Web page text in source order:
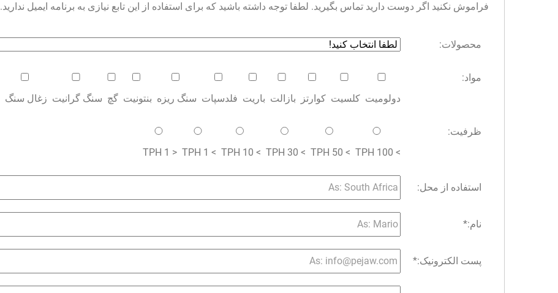
فراموش نکنید اگر دوست دارید تماس بگیرید. لطفا توجه داشته باشید که برای استفاده از این تابع نیازی به برنامه ایمیل ندارید.
محصولات:
مواد:
دولومیت کلسیت کوارتز بازالت باریت فلدسپات سنگ ریزه بنتونیت گچ سنگ گرانیت زغال سنگ
ظرفیت:
> 100 TPH
> 50 TPH
> 30 TPH
> 10 TPH
> 1 TPH
< 1 TPH
استفاده از محل:
نام:*
پست الکترونیک:*